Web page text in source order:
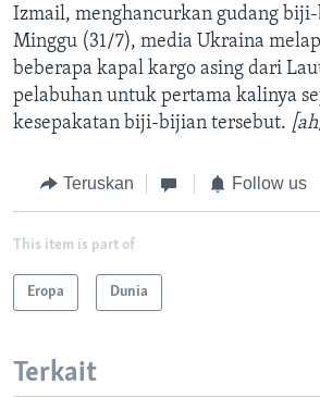
Izmail, menghancurkan gudang
Minggu (31/7), media Ukraina
beberapa kapal kargo asing dari
pelabuhan untuk pertama kalinya
kesepakatan biji-bijian tersebut.
Teruskan Follow us
This item is part of
Eropa Dunia
Terkait